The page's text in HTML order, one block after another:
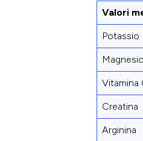
Valori
Potassio
Magnesio
Vitamina
Creatina
Arginina